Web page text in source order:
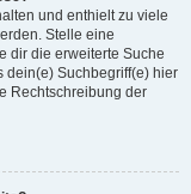
und enthielt zu viele
Stelle eine
dir die erweiterte Suche
dein(e) Suchbegriff(e) hier
Rechtschreibung der